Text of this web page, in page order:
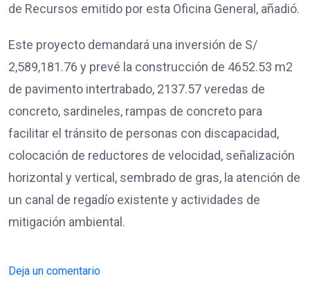
de Recursos emitido por esta Oficina General, añadió.
Este proyecto demandará una inversión de S/
2,589,181.76 y prevé la construcción de 4652.53 m2
de pavimento intertrabado, 2137.57 veredas de
concreto, sardineles, rampas de concreto para
facilitar el tránsito de personas con discapacidad,
colocación de reductores de velocidad, señalización
horizontal y vertical, sembrado de gras, la atención de
un canal de regadío existente y actividades de
mitigación ambiental.
Deja un comentario